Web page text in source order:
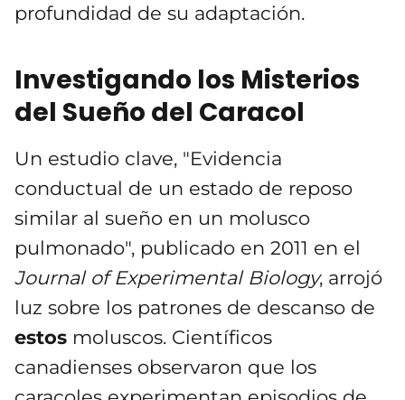
profundidad de su adaptación.
Investigando los Misterios
del Sueño del Caracol
Un estudio clave, "Evidencia
conductual de un estado de reposo
similar al sueño en un molusco
pulmonado", publicado en 2011 en el
Journal of Experimental Biology, arrojó
luz sobre los patrones de descanso de
estos moluscos. Científicos
canadienses observaron que los